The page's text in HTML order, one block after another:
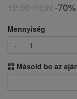
12.00 RON-70%
Mennyiség
-
Másold be az